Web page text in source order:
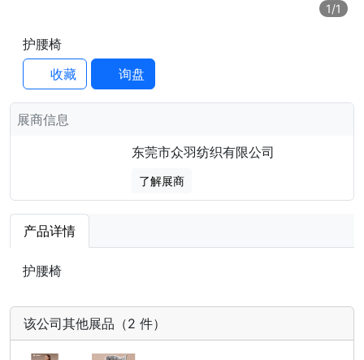
1/1
护腰椅
收藏
询盘
展商信息
东莞市众羽纺织有限公司
了解展商
产品详情
护腰椅
该公司其他展品（2 件）